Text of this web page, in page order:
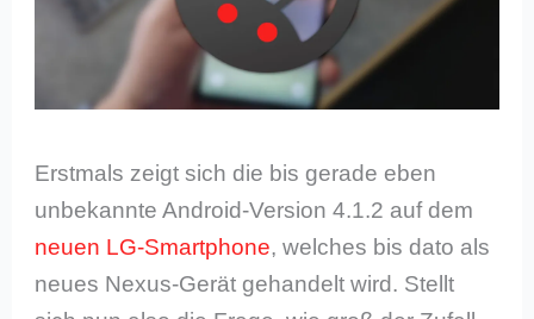
Erstmals zeigt sich die bis gerade eben
unbekannte Android-Version 4.1.2 auf dem
neuen LG-Smartphone, welches bis dato als
neues Nexus-Gerät gehandelt wird. Stellt